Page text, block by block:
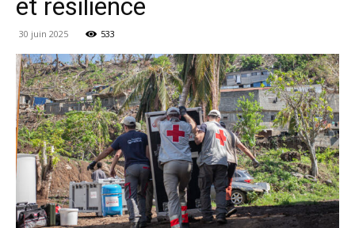
et résilience
30 juin 2025 533